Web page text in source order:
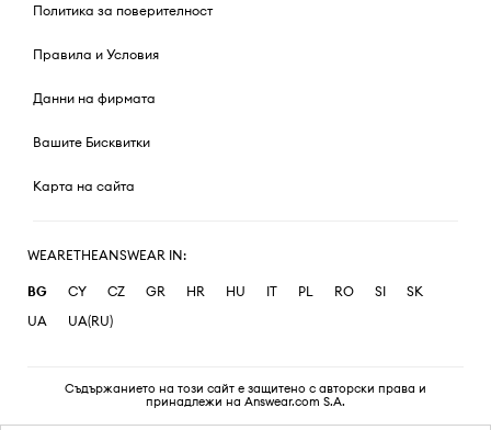
Политика за поверителност
Правила и Условия
Данни на фирмата
Вашите Бисквитки
Карта на сайта
WEARETHEANSWEAR IN:
BG CY CZ GR HR HU IT PL RO SI
SK
UA
UA(RU)
Съдържанието на този сайт е защитено с авторски права и
принадлежи на Answear.com S.A.